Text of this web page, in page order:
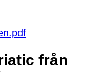
från